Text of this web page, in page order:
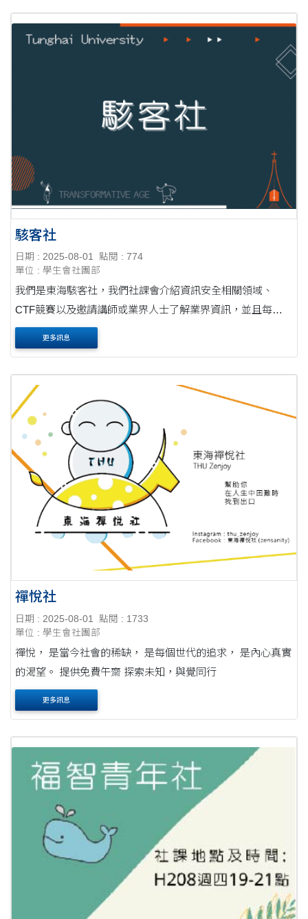
駭客社
日期 : 2025-08-01
點閱 : 774
單位 : 學生會社團部
我們是東海駭客社，我們社課會介紹資訊安全相關領域、
CTF競賽以及邀請講師或業界人士了解業界資訊，並且每年
都會參加資安女捷思比賽。
更多訊息
禪悅社
日期 : 2025-08-01
點閱 : 1733
單位 : 學生會社團部
禪悅， 是當今社會的稀缺， 是每個世代的追求， 是內心真實
的渴望。 提供免費午齋 探索未知，與覺同行
更多訊息